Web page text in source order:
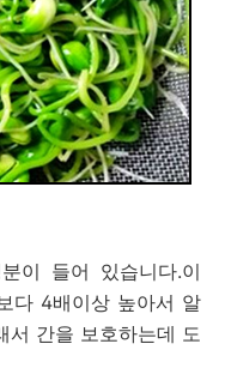
이 들어 있습니다.이
다 4배이상 높아서 알
서 간을 보호하는데 도